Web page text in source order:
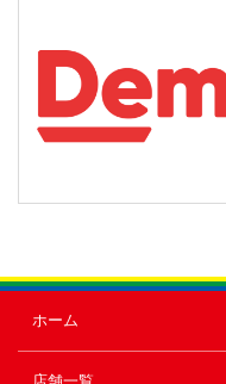
ホーム